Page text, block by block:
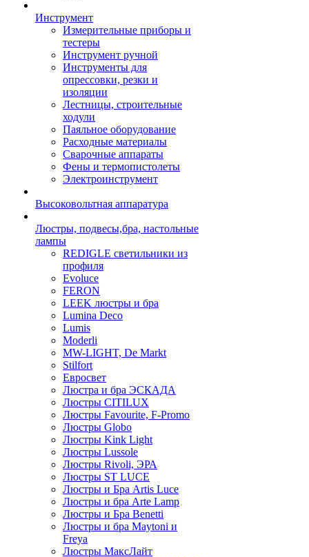
Инструмент
Измерительные приборы и
тестеры
Инструмент ручной
Инструменты для
опрессовки, резки и
изоляции
Лестницы, строительные
ходули
Паяльное оборудование
Расходные материалы
Сварочные аппараты
Фены и термопистолеты
Электроинструмент
Высоковольтная аппаратура
Люстры, подвесы,бра, настольные
лампы
REDIGLE светильники из
профиля
Evoluce
FERON
LEEK люстры и бра
Lumina Deco
Lumis
Moderli
MW-LIGHT, De Markt
Stilfort
Евросвет
Люстра и бра ЭСКАДА
Люстры CITILUX
Люстры Favourite, F-Promo
Люстры Globo
Люстры Kink Light
Люстры Lussole
Люстры Rivoli, ЭРА
Люстры ST LUCE
Люстры и Бра Artis Luce
Люстры и бра Arte Lamp
Люстры и Бра Benetti
Люстры и бра Maytoni и
Freya
Люстры МаксЛайт